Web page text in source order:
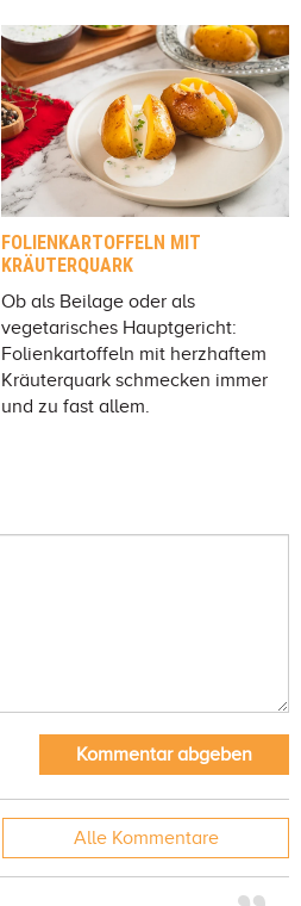
FOLIENKARTOFFELN MIT
KRÄUTERQUARK
Ob als Beilage oder als
vegetarisches Hauptgericht:
Folienkartoffeln mit herzhaftem
Kräuterquark schmecken immer
und zu fast allem.
Kommentar abgeben
Alle Kommentare